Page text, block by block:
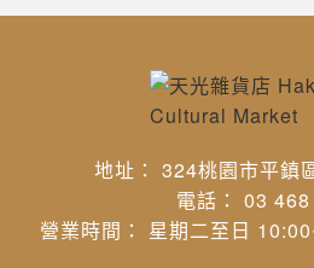
地址： 324桃園市平鎮
電話： 03
營業時間： 星期二至日